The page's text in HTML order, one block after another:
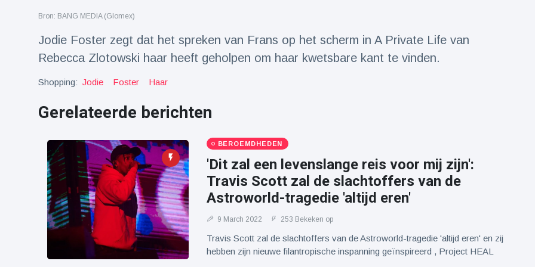
Laatste nieuws
Draakachtig
aangespoeld
17 July
43 Bekeken
op
Adembenemende
beelden:
acrobaat toont
spectaculaire
stunts
17 July
30 Bekeken
Een van de
grootste
radiotelescopen
ter wereld stort
in
9 May
16035 Bekeken
Bron: BANG MEDIA (Glomex)
Jodie Foster zegt dat het spreken van Frans op het scherm in A Private Life van
Rebecca Zlotowski haar heeft geholpen om haar kwetsbare kant te vinden.
Shopping: Jodie Foster Haar
Gerelateerde berichten
BEROEMDHEDEN
'Dit zal een levenslange reis voor mij zijn':
Travis Scott zal de slachtoffers van de
Astroworld-tragedie 'altijd eren'
9 March 2022 253 Bekeken op
Travis Scott zal de slachtoffers van de Astroworld-tragedie 'altijd eren' en zij
hebben zijn nieuwe filantropische inspanning geïnspireerd , Project HEAL